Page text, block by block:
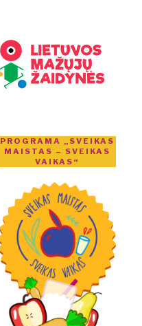
PROGRAMA „SVEIKAS
MAISTAS – SVEIKAS
VAIKAS“